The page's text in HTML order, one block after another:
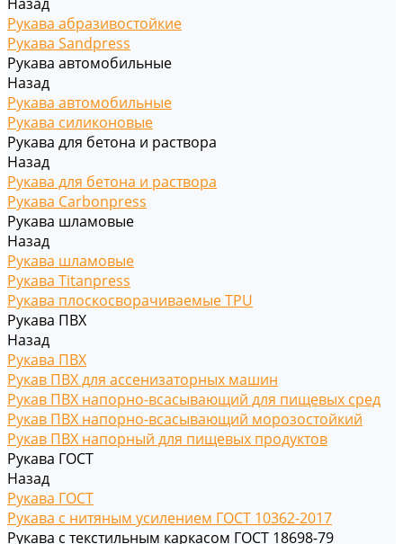
Рукава абразивостойкие
Рукава Sandpress
Рукава автомобильные
Назад
Рукава автомобильные
Рукава силиконовые
Рукава для бетона и раствора
Назад
Рукава для бетона и раствора
Рукава Carbonpress
Рукава шламовые
Назад
Рукава шламовые
Рукава Titanpress
Рукава плоскосворачиваемые TPU
Рукава ПВХ
Назад
Рукава ПВХ
Рукав ПВХ для ассенизаторных машин
Рукав ПВХ напорно-всасывающий для пищевых сред
Рукав ПВХ напорно-всасывающий морозостойкий
Рукав ПВХ напорный для пищевых продуктов
Рукава ГОСТ
Назад
Рукава ГОСТ
Рукава с нитяным усилением ГОСТ 10362-2017
Рукава с текстильным каркасом ГОСТ 18698-79